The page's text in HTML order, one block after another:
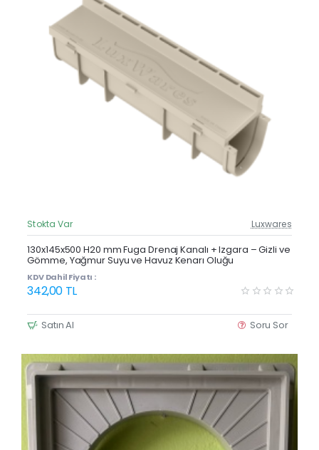
Güncel Fiyat
Yeni Ürün
Stokta Var Luxwares
130x145x500 H20 mm Fuga Drenaj Kanalı + Izgara – Gizli ve
Gömme, Yağmur Suyu ve Havuz Kenarı Oluğu
KDV Dahil Fiyatı :
342,00 TL
Satın Al Soru Sor